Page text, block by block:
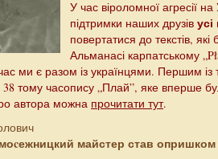
У час віроломної агресії на
підтримки наших друзів
повертатися до текстів,
Альманасі карпатському
ми є разом із українцями. Першим
тому часопису „Плай”, яке вперше
автора можна прочитати тут.
ежницкий майстер став опришком